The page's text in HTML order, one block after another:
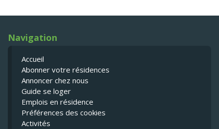
Navigation
Accueil
Abonner votre résidences
Annoncer chez nous
Guide se loger
Emplois en résidence
Préférences des cookies
Activités